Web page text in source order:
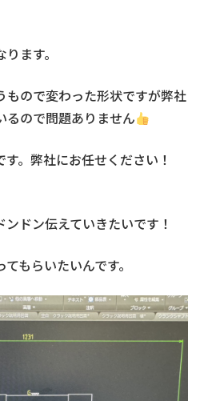
ます。
もので変わった形状ですが弊社
るので問題ありません
。弊社にお任せください！
ドン伝えていきたいです！
もらいたいんです。